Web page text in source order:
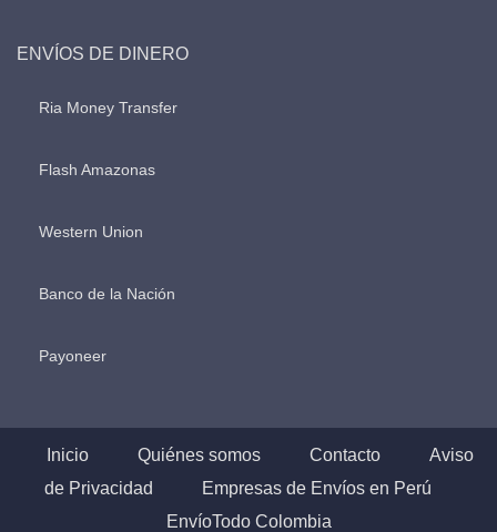
ENVÍOS DE DINERO
Ria Money Transfer
Flash Amazonas
Western Union
Banco de la Nación
Payoneer
Inicio Quiénes somos Contacto
Aviso
de Privacidad
Empresas de Envíos en Perú
EnvíoTodo Colombia